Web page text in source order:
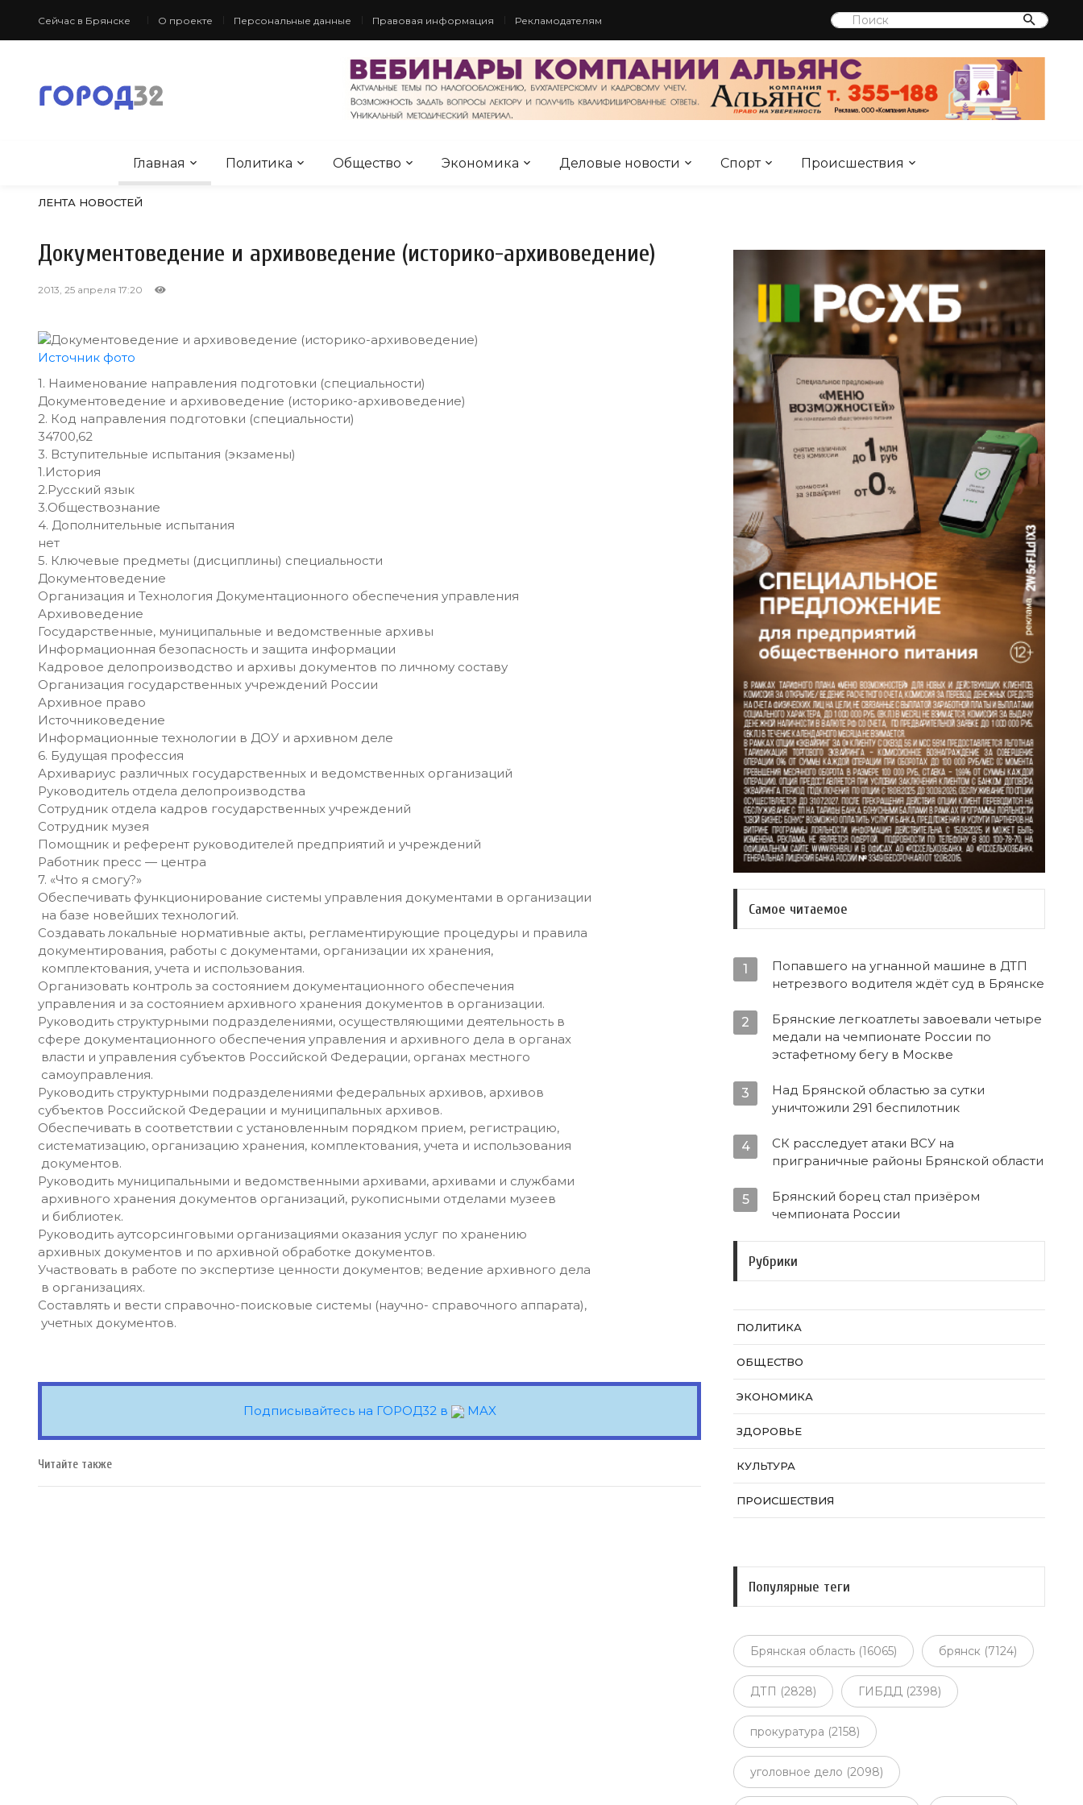
Сейчас в Брянске О проекте Персональные данные Правовая информация Рекламодателям
Главная Политика Общество Экономика Деловые новости Спорт Происшествия
ЛЕНТА НОВОСТЕЙ
Документоведение и архивоведение (историко-архивоведение)
2013, 25 апреля 17:20
Источник фото
1. Наименование направления подготовки (специальности)
Документоведение и архивоведение (историко-архивоведение)
2. Код направления подготовки (специальности)
34700,62
3. Вступительные испытания (экзамены)
1.История
2.Русский язык
3.Обществознание
4. Дополнительные испытания
нет
5. Ключевые предметы (дисциплины) специальности
Документоведение
Организация и Технология Документационного обеспечения управления
Архивоведение
Государственные, муниципальные и ведомственные архивы
Информационная безопасность и защита информации
Кадровое делопроизводство и архивы документов по личному составу
Организация государственных учреждений России
Архивное право
Источниковедение
Информационные технологии в ДОУ и архивном деле
6. Будущая профессия
Архивариус различных государственных и ведомственных организаций
Руководитель отдела делопроизводства
Сотрудник отдела кадров государственных учреждений
Сотрудник музея
Помощник и референт руководителей предприятий и учреждений
Работник пресс — центра
7. «Что я смогу?»
Обеспечивать функционирование системы управления документами в организации
на базе новейших технологий.
Создавать локальные нормативные акты, регламентирующие процедуры и правила
документирования, работы с документами, организации их хранения,
комплектования, учета и использования.
Организовать контроль за состоянием документационного обеспечения
управления и за состоянием архивного хранения документов в организации.
Руководить структурными подразделениями, осуществляющими деятельность в
сфере документационного обеспечения управления и архивного дела в органах
власти и управления субъектов Российской Федерации, органах местного
самоуправления.
Руководить структурными подразделениями федеральных архивов, архивов
субъектов Российской Федерации и муниципальных архивов.
Обеспечивать в соответствии с установленным порядком прием, регистрацию,
систематизацию, организацию хранения, комплектования, учета и использования
документов.
Руководить муниципальными и ведомственными архивами, архивами и службами
архивного хранения документов организаций, рукописными отделами музеев
и библиотек.
Руководить аутсорсинговыми организациями оказания услуг по хранению
архивных документов и по архивной обработке документов.
Участвовать в работе по экспертизе ценности документов; ведение архивного дела
в организациях.
Составлять и вести справочно-поисковые системы (научно- справочного аппарата),
учетных документов.
Подписывайтесь на ГОРОД32 в MAX
Читайте также
Самое читаемое
1
Попавшего на угнанной машине в ДТП
нетрезвого водителя ждёт суд в Брянске
2
Брянские легкоатлеты завоевали четыре
медали на чемпионате России по
эстафетному бегу в Москве
3
Над Брянской областью за сутки
уничтожили 291 беспилотник
4
СК расследует атаки ВСУ на
приграничные районы Брянской области
5
Брянский борец стал призёром
чемпионата России
Рубрики
ПОЛИТИКА
ОБЩЕСТВО
ЭКОНОМИКА
ЗДОРОВЬЕ
КУЛЬТУРА
ПРОИСШЕСТВИЯ
Популярные теги
Брянская область (16065) брянск (7124)
ДТП (2828) ГИБДД (2398)
прокуратура (2158)
уголовное дело (2098)